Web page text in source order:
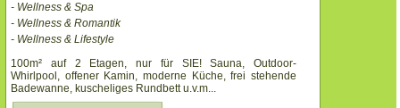
- Wellness & Spa
- Wellness & Romantik
- Wellness & Lifestyle
100m² auf 2 Etagen, nur für SIE! Sauna, Outdoor-
Whirlpool, offener Kamin, moderne Küche, frei stehende
Badewanne, kuscheliges Rundbett u.v.m...